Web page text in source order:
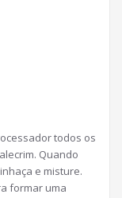
todos os
Quando
e misture.
formar uma